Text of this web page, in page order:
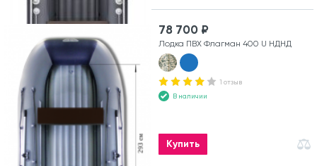
78 700 ₽
Лодка ПВХ Флагман 400 U НДНД
1 отзыв
В наличии
Купить